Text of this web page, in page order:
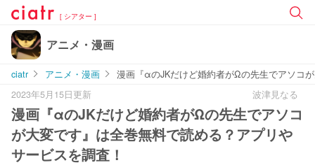
[ シアター ]
アニメ・漫画
ciatr アニメ・漫画
漫画『αのJKだけど婚約者がΩの先生でアソコ
2023年5月15日更新
波津見なる
漫画『αのJKだけど婚約者がΩの先生でアソコ
が大変です』は全巻無料で読める？アプリや
サービスを調査！